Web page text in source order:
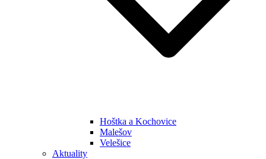
Hoštka a Kochovice
Malešov
Velešice
Aktuality